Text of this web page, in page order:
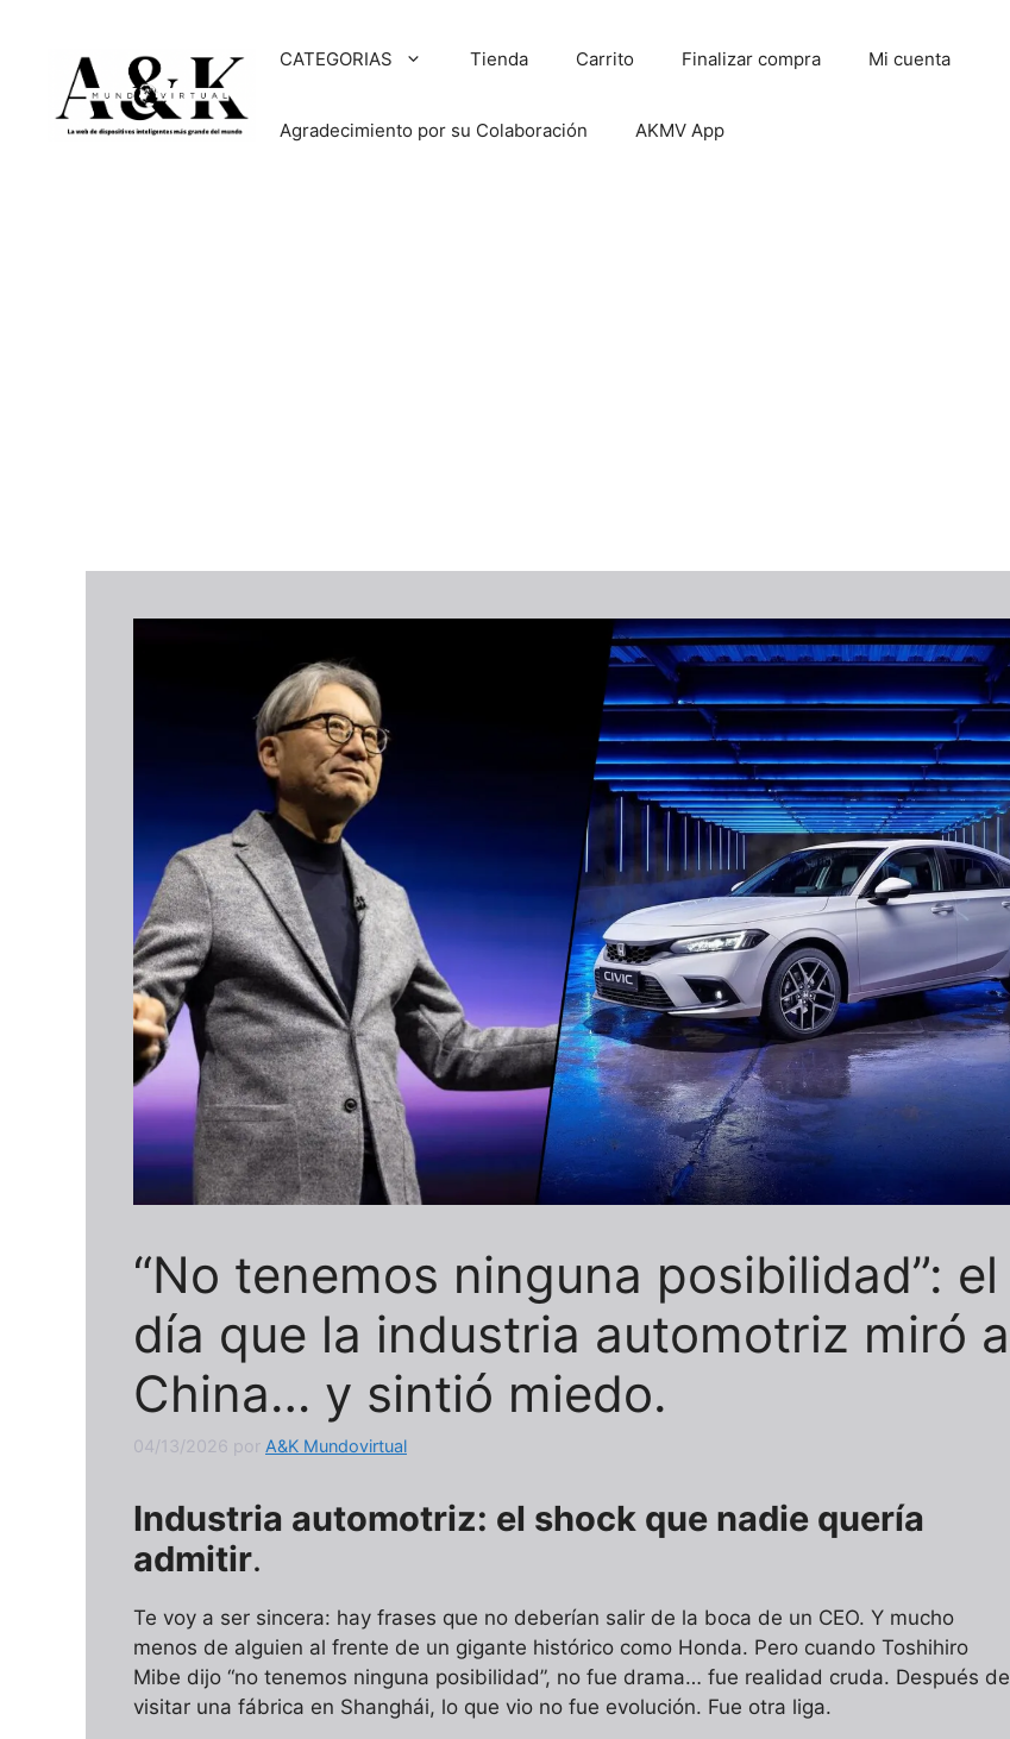
contenido
CATEGORIAS Tienda Carrito Finalizar compra Mi cuenta
Agradecimiento por su Colaboración AKMV App
“No tenemos ninguna posibilidad”: el
día que la industria automotriz miró a
China… y sintió miedo.
04/13/2026 por A&K Mundovirtual
Industria automotriz: el shock que nadie quería
admitir.
Te voy a ser sincera: hay frases que no deberían salir de la boca de un CEO. Y mucho
menos de alguien al frente de un gigante histórico como Honda. Pero cuando Toshihiro
Mibe dijo “no tenemos ninguna posibilidad”, no fue drama… fue realidad cruda. Después de
visitar una fábrica en Shanghái, lo que vio no fue evolución. Fue otra liga.